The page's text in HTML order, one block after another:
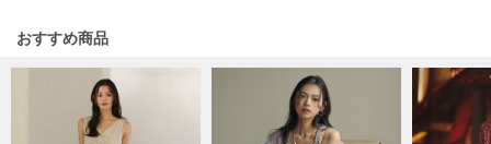
ジェラート ピケ キャットアンドドッグ
ジェラート ピケ スリープ
GRAMICCI
おすすめ商品